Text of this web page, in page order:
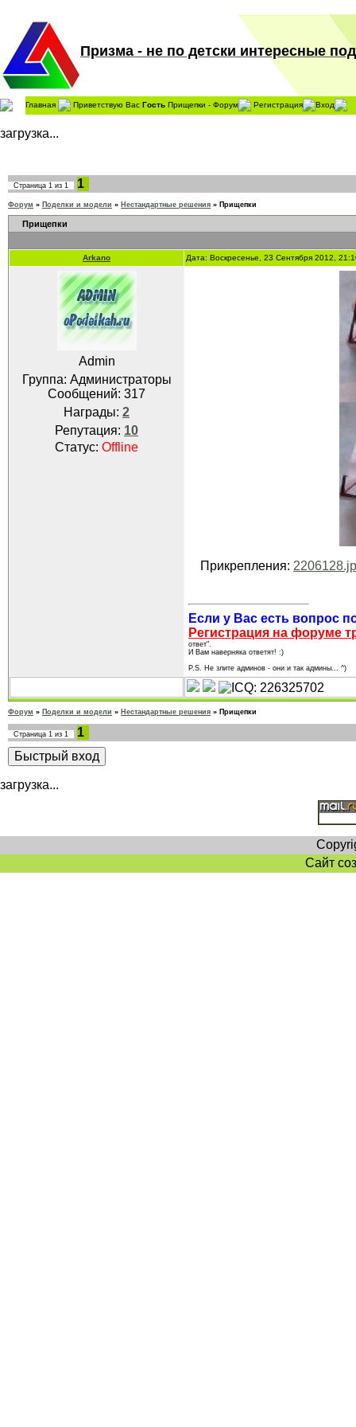
Призма - не по детски интересные
Главная Приветствую Вас Гость Прищепки - Форум Регистрация Вход
загрузка...
Страница 1 из 1 1
Форум » Поделки и модели » Нестандартные решения » Прищепки
Прищепки
Arkano Дата: Воскресенье, 23 Сентября 2012,
Admin
Группа: Администраторы
Сообщений: 317
Награды: 2
Репутация: 10
Статус: Offline
Прикрепления:
Если у Вас есть вопрос
Регистрация на форуме
ответ".
И Вам наверняка ответят! :)
P.S. Не злите админов - они и так админы... ^)
Форум » Поделки и модели » Нестандартные решения » Прищепки
Страница 1 из 1 1
загрузка...
Сайт